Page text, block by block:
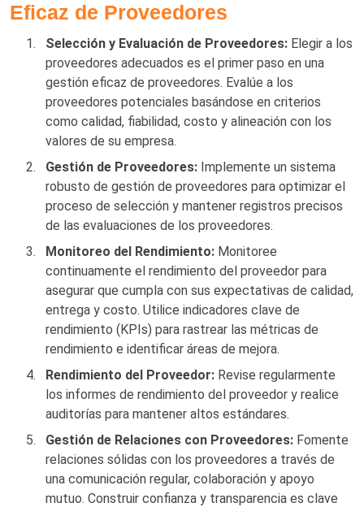
Eficaz de Proveedores
Selección y Evaluación de Proveedores: Elegir a los
proveedores adecuados es el primer paso en una
gestión eficaz de proveedores. Evalúe a los
proveedores potenciales basándose en criterios
como calidad, fiabilidad, costo y alineación con los
valores de su empresa.
Gestión de Proveedores: Implemente un sistema
robusto de gestión de proveedores para optimizar el
proceso de selección y mantener registros precisos
de las evaluaciones de los proveedores.
Monitoreo del Rendimiento: Monitoree
continuamente el rendimiento del proveedor para
asegurar que cumpla con sus expectativas de calidad,
entrega y costo. Utilice indicadores clave de
rendimiento (KPIs) para rastrear las métricas de
rendimiento e identificar áreas de mejora.
Rendimiento del Proveedor: Revise regularmente
los informes de rendimiento del proveedor y realice
auditorías para mantener altos estándares.
Gestión de Relaciones con Proveedores: Fomente
relaciones sólidas con los proveedores a través de
una comunicación regular, colaboración y apoyo
mutuo. Construir confianza y transparencia es clave